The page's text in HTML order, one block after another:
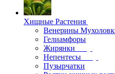
Хищные Растения
Венерины
Гелиамфоры
Жирянки
Непентесы
Пузырчатки